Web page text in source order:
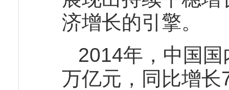
济增长的引擎。
2014年，中国
万亿元，同比增